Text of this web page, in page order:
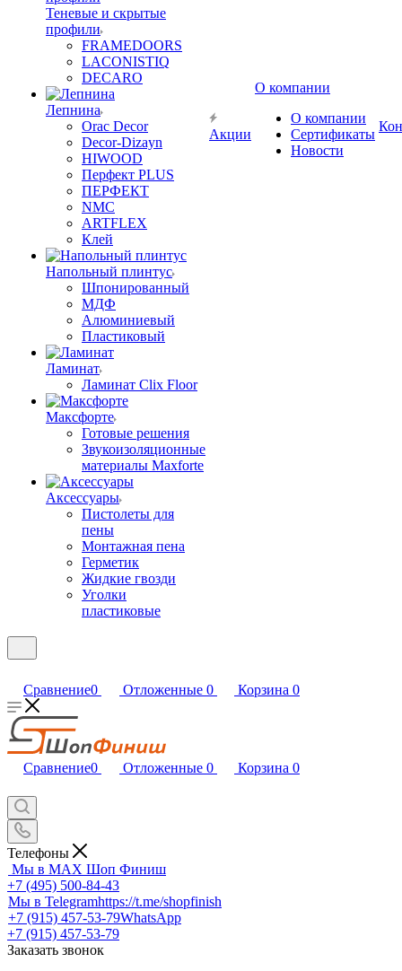
Теневые и скрытые
профили
FRAMEDOORS
LACONISTIQ
DECARO
Лепнина
Orac Decor
Decor-Dizayn
HIWOOD
Перфект PLUS
ПЕРФЕКТ
NMC
ARTFLEX
Клей
Напольный плинтус
Шпонированный
МДФ
Алюминиевый
Пластиковый
Ламинат
Ламинат Clix Floor
Максфорте
Готовые решения
Звукоизоляционные
материалы Maxforte
Аксессуары
Пистолеты для
пены
Монтажная пена
Герметик
Жидкие гвозди
Уголки
пластиковые
Акции
О компании
О компании
Сертификаты
Новости
Сравнение0 Отложенные 0 Корзина 0
Сравнение0 Отложенные 0 Корзина 0
Телефоны
Мы в MAX Шоп Финиш
+7 (495) 500-84-43
Мы в Telegramhttps://t.me/shopfinish
+7 (915) 457-53-79WhatsApp
+7 (915) 457-53-79
Заказать звонок